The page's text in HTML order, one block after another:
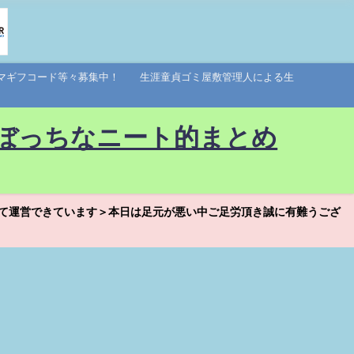
ギフコード等々募集中！ 生涯童貞ゴミ屋敷管理人による生
ちなニート的まとめ
営できています＞本日は足元が悪い中ご足労頂き誠に有難うござ